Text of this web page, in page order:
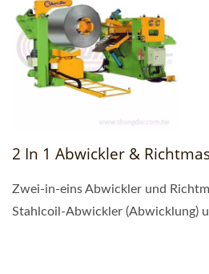
2 In 1 Abwickler &
Zwei-in-eins Abwickler und
Stahlcoil-Abwickler (Abwicklung)